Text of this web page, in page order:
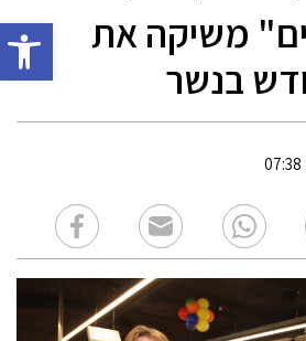
פתח
משיקה את
בנשר